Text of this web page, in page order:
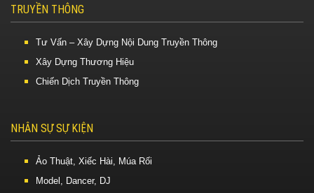
TRUYỀN THÔNG
Tư Vấn – Xây Dựng Nội Dung Truyền Thông
Xây Dựng Thương Hiệu
Chiến Dịch Truyền Thông
NHÂN SỰ SỰ KIỆN
Ảo Thuật, Xiếc Hài, Múa Rối
Model, Dancer, DJ